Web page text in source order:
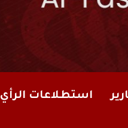
استطلاعات الرأي